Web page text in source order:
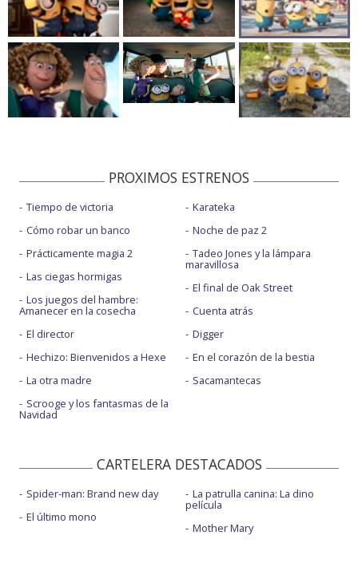
PROXIMOS ESTRENOS
Tiempo de victoria
Cómo robar un banco
Prácticamente magia 2
Las ciegas hormigas
Los juegos del hambre:
Amanecer en la cosecha
El director
Hechizo: Bienvenidos a Hexe
La otra madre
Scrooge y los fantasmas de la
Navidad
Karateka
Noche de paz 2
Tadeo Jones y la lámpara
maravillosa
El final de Oak Street
Cuenta atrás
Digger
En el corazón de la bestia
Sacamantecas
CARTELERA DESTACADOS
Spider-man: Brand new day
El último mono
La patrulla canina: La dino
película
Mother Mary